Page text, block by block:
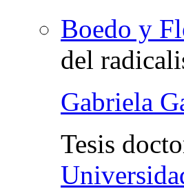
Boedo y
del
Gabriela
Tesis